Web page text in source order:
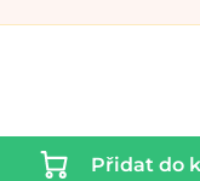
Přidat do